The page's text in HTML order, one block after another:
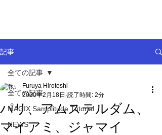
記事
全ての記事
MAGIX Samplitude Tutorial
NEWS
全ての記事
パリ、アムステルダム、
マイアミ、ジャマイ
Furuya Hirotoshi
2020年2月18日 読了時間: 2分